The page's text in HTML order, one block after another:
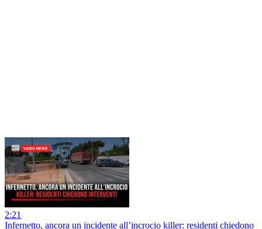
2:21
Infernetto, ancora un incidente all’incrocio killer: residenti chiedono